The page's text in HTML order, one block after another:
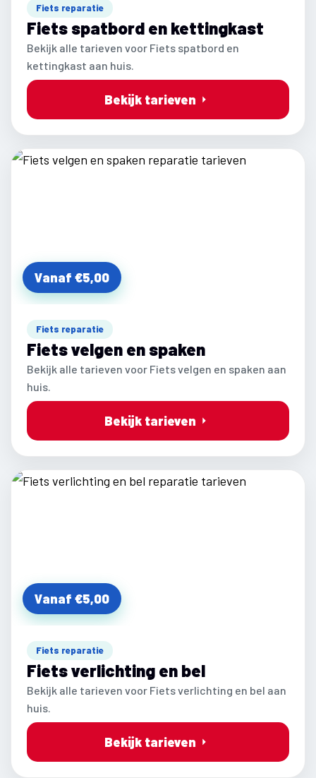
Fiets reparatie
Fiets spatbord en kettingkast
Bekijk alle tarieven voor Fiets spatbord en
kettingkast aan huis.
Bekijk tarieven
Vanaf €5,00
Fiets reparatie
Fiets velgen en spaken
Bekijk alle tarieven voor Fiets velgen en spaken aan
huis.
Bekijk tarieven
Vanaf €5,00
Fiets reparatie
Fiets verlichting en bel
Bekijk alle tarieven voor Fiets verlichting en bel aan
huis.
Bekijk tarieven